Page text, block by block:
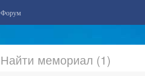
Форум
Найти мемориал (1)